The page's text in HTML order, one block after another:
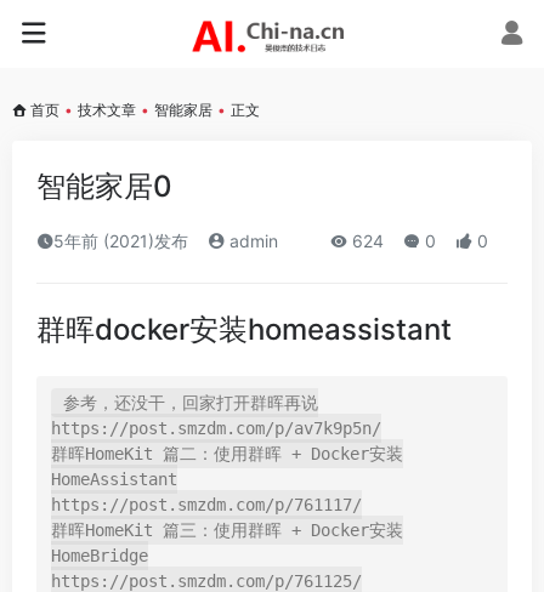
首页 • 技术文章 • 智能家居 • 正文
智能家居0
5年前 (2021)发布 admin 624 0 0
群晖docker安装homeassistant
参考，还没干，回家打开群晖再说
https://post.smzdm.com/p/av7k9p5n/
群晖HomeKit 篇二：使用群晖 + Docker安装
HomeAssistant
https://post.smzdm.com/p/761117/
群晖HomeKit 篇三：使用群晖 + Docker安装
HomeBridge
https://post.smzdm.com/p/761125/